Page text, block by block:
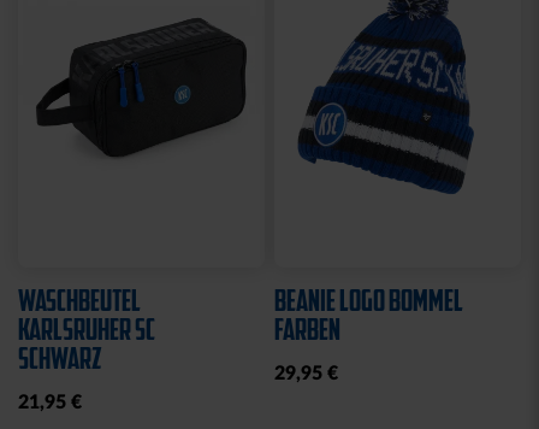
WASCHBEUTEL
KARLSRUHER SC
SCHWARZ
21,95 €
BEANIE LOGO BOMMEL
FARBEN
29,95 €